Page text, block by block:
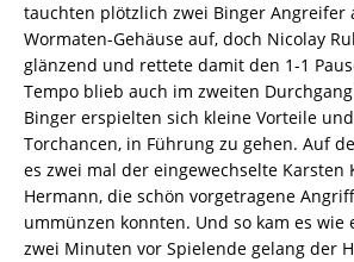
tauchten plötzlich zwei Binger Angreifer
Wormaten-Gehäuse auf, doch Nicolay
glänzend und rettete damit den 1-1
Tempo blieb auch im zweiten
Binger erspielten sich kleine Vorteile
Torchancen, in Führung zu gehen. Auf
es zwei mal der eingewechselte Karsten
Hermann, die schön vorgetragene
ummünzen konnten. Und so kam es wie
zwei Minuten vor Spielende gelang der